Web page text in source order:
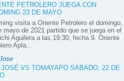
PETROLERO JUEGA CON
23 DE MAYO
visita a Oriente Petrolero el domingo,
mayo de 2021 partido que se juega en el
Aguilera a las 19:30, fecha 9. Oriente
Apla...
VS TOMAYAPO SÁBADO, 22 DE